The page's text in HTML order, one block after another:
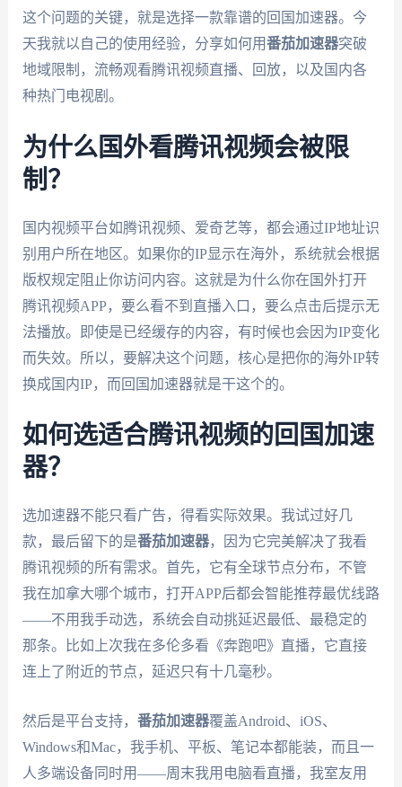
这个问题的关键，就是选择一款靠谱的回国加速器。今
天我就以自己的使用经验，分享如何用番茄加速器突破
地域限制，流畅观看腾讯视频直播、回放，以及国内各
种热门电视剧。
为什么国外看腾讯视频会被限
制？
国内视频平台如腾讯视频、爱奇艺等，都会通过IP地址识
别用户所在地区。如果你的IP显示在海外，系统就会根据
版权规定阻止你访问内容。这就是为什么你在国外打开
腾讯视频APP，要么看不到直播入口，要么点击后提示无
法播放。即使是已经缓存的内容，有时候也会因为IP变化
而失效。所以，要解决这个问题，核心是把你的海外IP转
换成国内IP，而回国加速器就是干这个的。
如何选适合腾讯视频的回国加速
器？
选加速器不能只看广告，得看实际效果。我试过好几
款，最后留下的是番茄加速器，因为它完美解决了我看
腾讯视频的所有需求。首先，它有全球节点分布，不管
我在加拿大哪个城市，打开APP后都会智能推荐最优线路
——不用我手动选，系统会自动挑延迟最低、最稳定的
那条。比如上次我在多伦多看《奔跑吧》直播，它直接
连上了附近的节点，延迟只有十几毫秒。
然后是平台支持， 番茄加速器覆盖Android、iOS、
Windows和Mac，我手机、平板、笔记本都能装，而且一
人多端设备同时用——周末我用电脑看直播，我室友用